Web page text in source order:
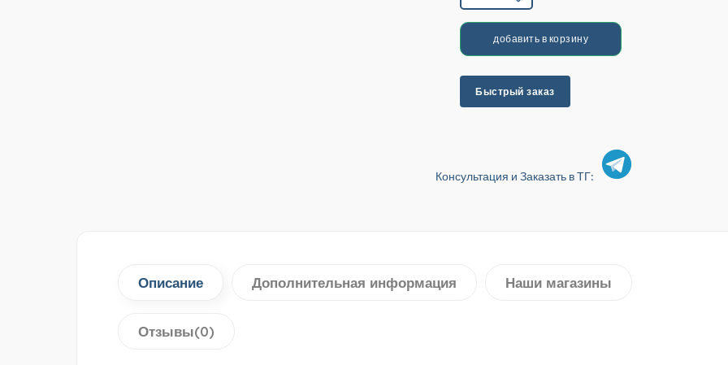
добавить в корзину
Быстрый заказ
Консультация и Заказать в ТГ:
Описание Дополнительная информация Наши магазины
Отзывы(0)